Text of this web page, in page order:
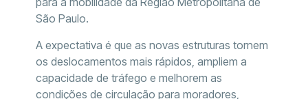
São Paulo.
A expectativa é que as novas estruturas tornem
os deslocamentos mais rápidos, ampliem a
capacidade de tráfego e melhorem as
condições de circulação para moradores,